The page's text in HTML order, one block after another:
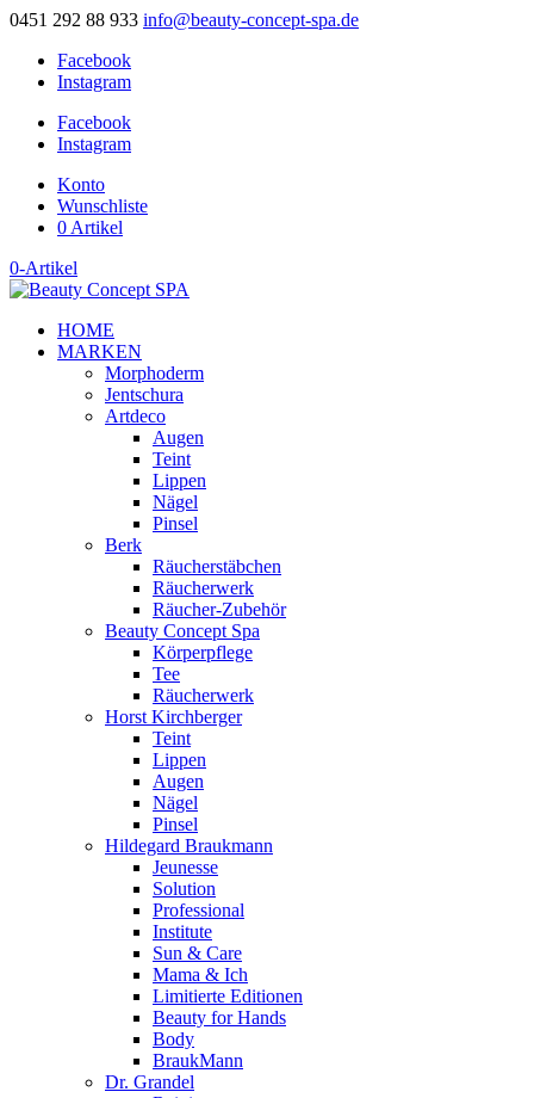
0451 292 88 933 info@beauty-concept-spa.de
Facebook
Instagram
Facebook
Instagram
Konto
Wunschliste
0 Artikel
0-Artikel
HOME
MARKEN
Morphoderm
Jentschura
Artdeco
Augen
Teint
Lippen
Nägel
Pinsel
Berk
Räucherstäbchen
Räucherwerk
Räucher-Zubehör
Beauty Concept Spa
Körperpflege
Tee
Räucherwerk
Horst Kirchberger
Teint
Lippen
Augen
Nägel
Pinsel
Hildegard Braukmann
Jeunesse
Solution
Professional
Institute
Sun & Care
Mama & Ich
Limitierte Editionen
Beauty for Hands
Body
BraukMann
Dr. Grandel